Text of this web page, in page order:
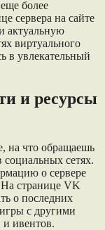
более
сервера на сайте
актуальную
виртуального
в увлекательный
и ресурсы
на что обращаешь
социальных сетях.
о сервере
странице VK
о последних
с другими
и ивентов.